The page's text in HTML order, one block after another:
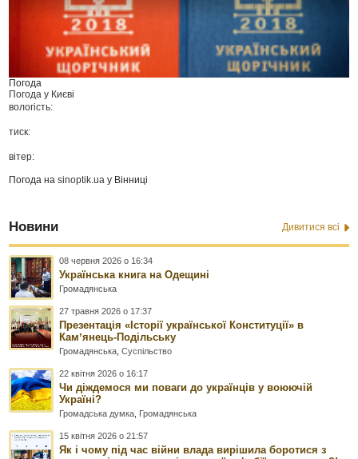
Погода
Погода у Києві
вологість:
тиск:
вітер:
Погода наsinoptik.ua у Вінниці
Новини Дивитися всі
08 червня 2026 о 16:34
Українська книга на Одещині
Громадянська
27 травня 2026 о 17:37
Презентація «Історії української Конституції» в
Камʼянець-Подільську
Громадянська ,Суспільство
22 квітня 2026 о 16:17
Чи діждемося ми поваги до українців у воюючій
Україні?
Громадська думка Громадянська
15 квітня 2026 о 21:57
Як і чому під час війни влада вирішила боротися з